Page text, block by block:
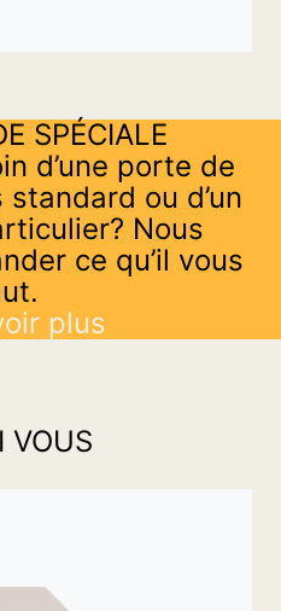
SPÉCIALE
d’une porte de
ou d’un
Nous
ce qu’il vous
plus
VOUS